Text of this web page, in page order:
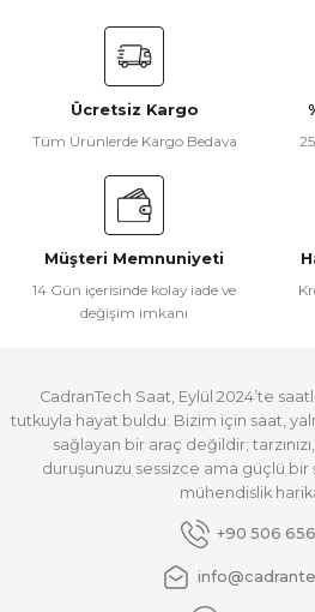
Ücretsiz Kargo
Tüm Ürünlerde Kargo Bedava
Müşteri Memnuniyeti
14 Gün içerisinde kolay iade ve
değişim imkanı
CadranTech Saat, Eylül 2024’te
tutkuyla hayat buldu. Bizim için saat,
sağlayan bir araç değildir;
duruşunuzu sessizce ama güçlü bir
mühendislik
+90 506